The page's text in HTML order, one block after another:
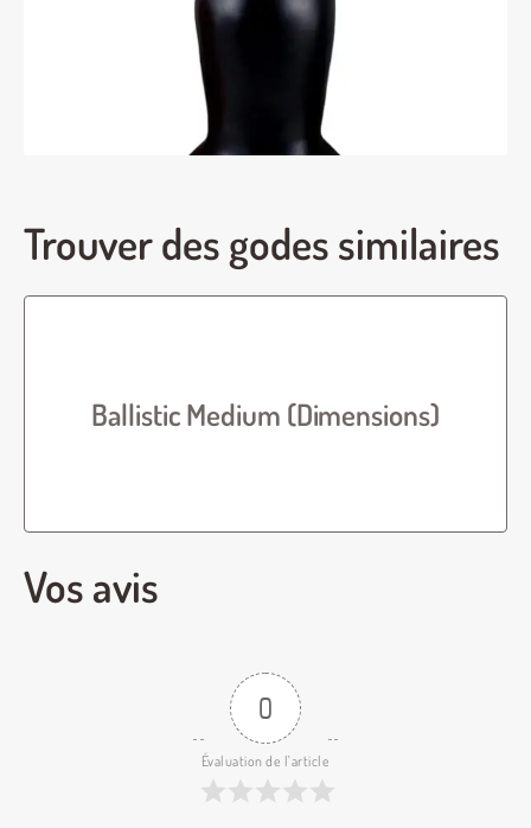
Trouver des godes similaires
Ballistic Medium (Dimensions)
Vos avis
0
Évaluation de l'article